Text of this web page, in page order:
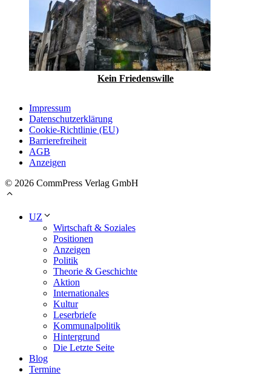
Kein Friedenswille
Impressum
Datenschutzerklärung
Cookie-Richtlinie (EU)
Barrierefreiheit
AGB
Anzeigen
© 2026 CommPress Verlag GmbH
UZ
Wirtschaft & Soziales
Positionen
Anzeigen
Politik
Theorie & Geschichte
Aktion
Internationales
Kultur
Leserbriefe
Kommunalpolitik
Hintergrund
Die Letzte Seite
Blog
Termine